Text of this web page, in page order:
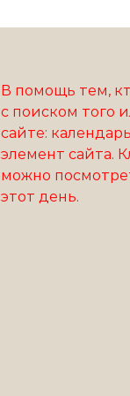
В помощь тем,
с поиском того
сайте:
элемент сайта.
можно
этот день.